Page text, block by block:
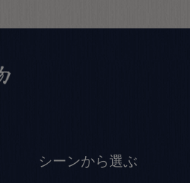
シーンから選ぶ